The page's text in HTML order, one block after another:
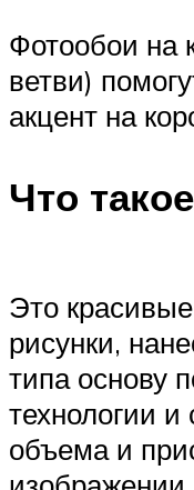
Фотообои на
ветви)
акцент на
Что
Это
рисунки,
типа основу
технологии
объема и